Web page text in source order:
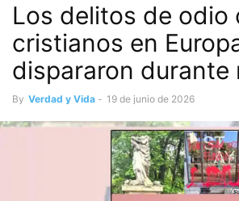
Los delitos de odio
cristianos en
dispararon durante
By Verdad y Vida - 19 de junio de 2026